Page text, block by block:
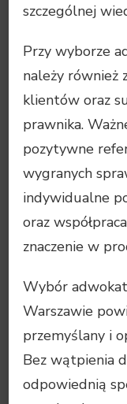
szczególnej
Przy wyborze
należy również
klientów oraz
prawnika.
pozytywne
wygranych
indywidualne
oraz
znaczenie w
Wybór
Warszawie
przemyślany i
Bez wątpienia
odpowiednią